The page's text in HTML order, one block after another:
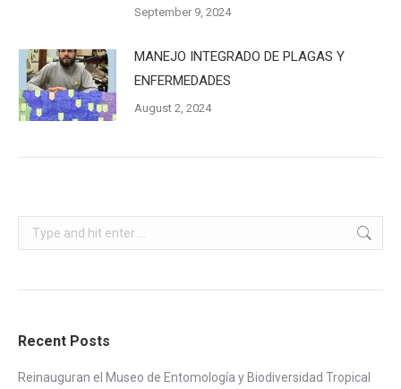
September 9, 2024
MANEJO INTEGRADO DE PLAGAS Y
ENFERMEDADES
August 2, 2024
Search:
Recent Posts
Reinauguran el Museo de Entomología y Biodiversidad Tropical